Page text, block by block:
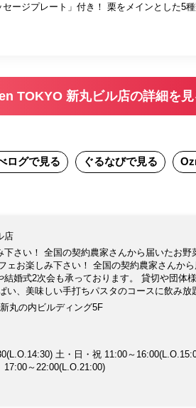
のお野菜を使用したAW自慢の選べるパスタ
TOKYO 新丸ビル店の詳細を見
ログで見る ぐるなびで見る
店
さい！ 全国の契約農家さんから届いたお
ェお楽しみ下さい！ 全国の契約農家さんか
婚式2次会も承っております。 貸切や団体
い、美味しい手打ちパスタのコースに飲み
！ボウルで楽しむカスタムサラダのブッフェ
丸の内ビルディング5F
土・日・祝 11:00～
～22:00(L.O.21:00)